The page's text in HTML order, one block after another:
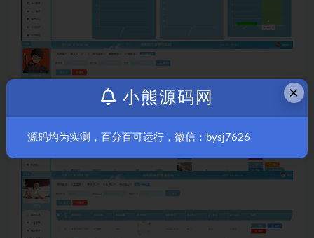
×
小熊源码网
源码均为实测，百分百可运行，微信：bysj7626